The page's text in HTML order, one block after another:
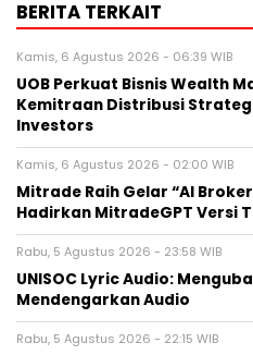
BERITA TERKAIT
Kamis, 6 Agustus 2026 - 06:39 WIB
UOB Perkuat Bisnis Wealth
Kemitraan Distribusi
Investors
Kamis, 6 Agustus 2026 - 02:00 WIB
Mitrade Raih Gelar “AI
Hadirkan MitradeGPT Versi
Rabu, 5 Agustus 2026 - 23:58 WIB
UNISOC Lyric Audio:
Mendengarkan Audio
Rabu, 5 Agustus 2026 - 22:15 WIB